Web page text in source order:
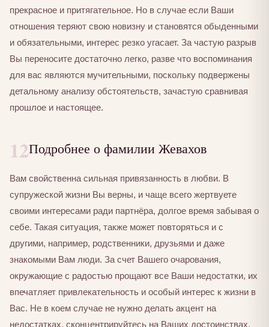
прекрасное и притягательное. Но в случае если Ваши
отношения теряют свою новизну и становятся обыденными
и обязательными, интерес резко угасает. За частую разрыв
Вы переносите достаточно легко, разве что воспоминания
для вас являются мучительными, поскольку подвержены
детальному анализу обстоятельств, зачастую сравнивая
прошлое и настоящее.
12Подробнее о фамилии Жевахов
Вам свойственна сильная привязанность в любви. В
супружеской жизни Вы верны, и чаще всего жертвуете
своими интересами ради партнёра, долгое время забывая о
себе. Такая ситуация, также может повторяться и с
другими, например, родственники, друзьями и даже
знакомыми Вам люди. За счет Вашего очарования,
окружающие с радостью прощают все Ваши недостатки, их
впечатляет привлекательность и особый интерес к жизни в
Вас. Не в коем случае не нужно делать акцент на
недостатках, сконцентрируйтесь на Ваших достоинствах.